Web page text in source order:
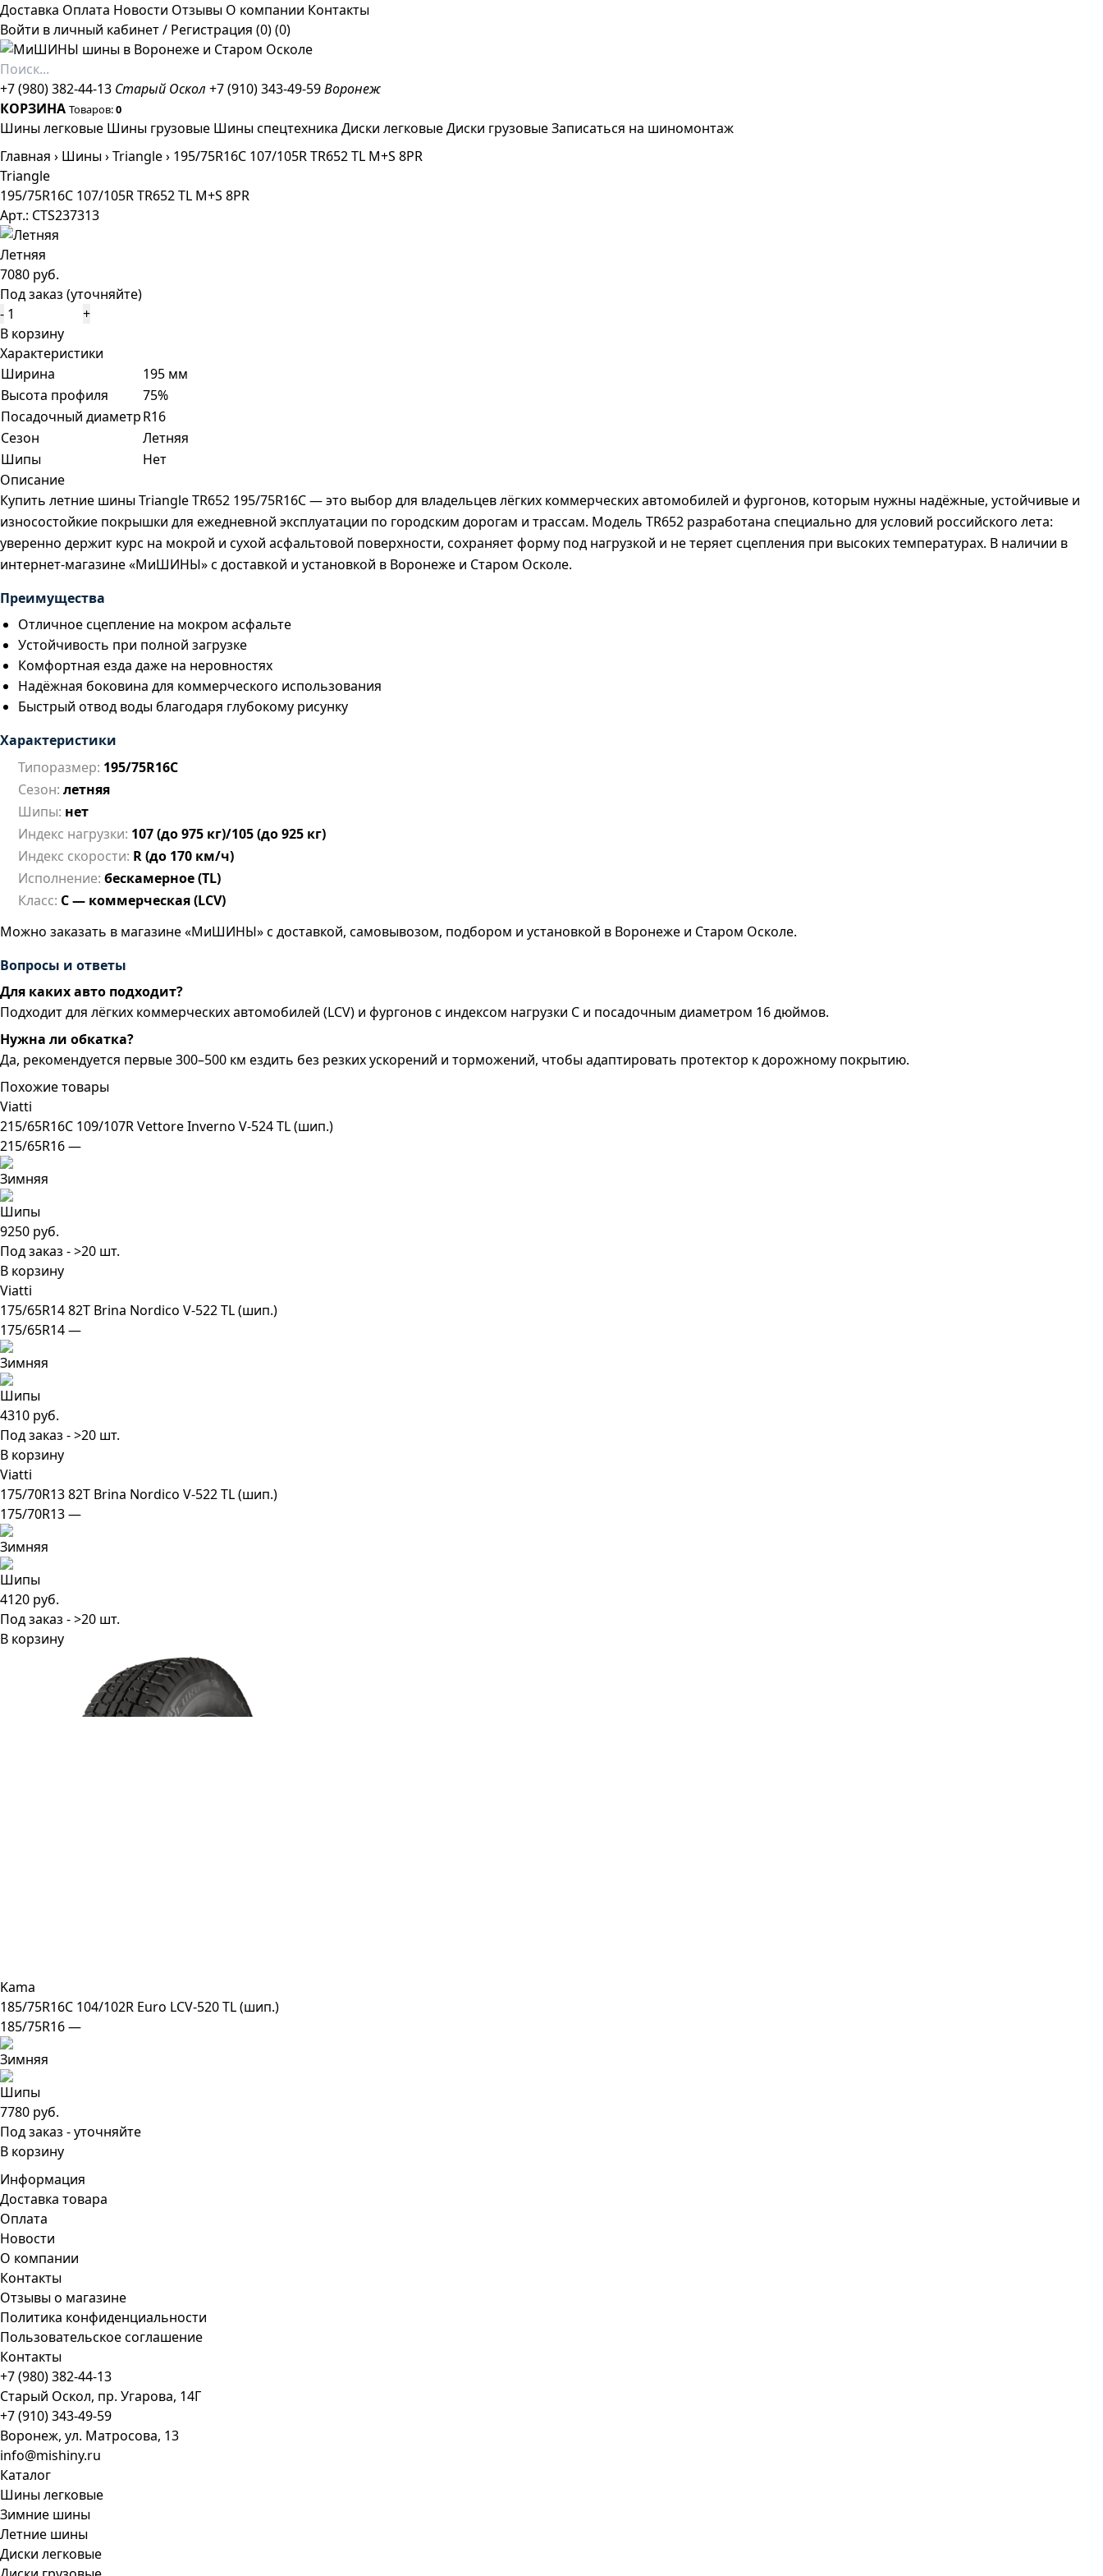
Доставка Оплата Новости Отзывы О компании Контакты
Войти в личный кабинет/ Регистрация (0)(0)
+7 (980) 382-44-13 Старый Оскол +7 (910) 343-49-59Воронеж
КОРЗИНА Товаров:0
Шины легковые Шины грузовые Шины спецтехника Диски легковыеДиски грузовыеЗаписаться на шиномонтаж
Главная › Шины›Triangle› 195/75R16C 107/105R TR652 TL M+S 8PR
Triangle
195/75R16C 107/105R TR652 TL M+S 8PR
Арт.: CTS237313
Летняя
7080 руб.
Под заказ (уточняйте)
-
+
В корзину
Характеристики
Ширина
195 мм
Высота профиля
75%
Посадочный диаметрR16
Сезон
Летняя
Шипы
Нет
Описание
Купить летние шины Triangle TR652 195/75R16C — это выбор для владельцев лёгких коммерческих автомобилей и фургонов, которым нужны надёжные, устойчивые и
износостойкие покрышки для ежедневной эксплуатации по городским дорогам и трассам. Модель TR652 разработана специально для условий российского лета:
уверенно держит курс на мокрой и сухой асфальтовой поверхности, сохраняет форму под нагрузкой и не теряет сцепления при высоких температурах. В наличии в
интернет-магазине «МиШИНЫ» с доставкой и установкой в Воронеже и Старом Осколе.
Преимущества
Отличное сцепление на мокром асфальте
Устойчивость при полной загрузке
Комфортная езда даже на неровностях
Надёжная боковина для коммерческого использования
Быстрый отвод воды благодаря глубокому рисунку
Характеристики
Типоразмер: 195/75R16C
Сезон: летняя
Шипы: нет
Индекс нагрузки: 107 (до 975 кг)/105 (до 925 кг)
Индекс скорости: R (до 170 км/ч)
Исполнение: бескамерное (TL)
Класс: C — коммерческая (LCV)
Можно заказать в магазине «МиШИНЫ» с доставкой, самовывозом, подбором и установкой в Воронеже и Старом Осколе.
Вопросы и ответы
Для каких авто подходит?
Подходит для лёгких коммерческих автомобилей (LCV) и фургонов с индексом нагрузки C и посадочным диаметром 16 дюймов.
Нужна ли обкатка?
Да, рекомендуется первые 300–500 км ездить без резких ускорений и торможений, чтобы адаптировать протектор к дорожному покрытию.
Похожие товары
Viatti
215/65R16C 109/107R Vettore Inverno V-524 TL (шип.)
215/65R16 —
9250 руб.
Под заказ - >20 шт.
В корзину
Viatti
175/65R14 82T Brina Nordico V-522 TL (шип.)
175/65R14 —
4310 руб.
Под заказ - >20 шт.
В корзину
Viatti
175/70R13 82T Brina Nordico V-522 TL (шип.)
175/70R13 —
4120 руб.
Под заказ - >20 шт.
В корзину
Kama
185/75R16C 104/102R Euro LCV-520 TL (шип.)
185/75R16 —
7780 руб.
Под заказ - уточняйте
В корзину
Информация
Доставка товара
Оплата
Новости
О компании
Контакты
Отзывы о магазине
Политика конфиденциальности
Пользовательское соглашение
Контакты
+7 (980) 382-44-13
Старый Оскол, пр. Угарова, 14Г
+7 (910) 343-49-59
Воронеж, ул. Матросова, 13
info@mishiny.ru
Каталог
Шины легковые
Зимние шины
Летние шины
Диски легковые